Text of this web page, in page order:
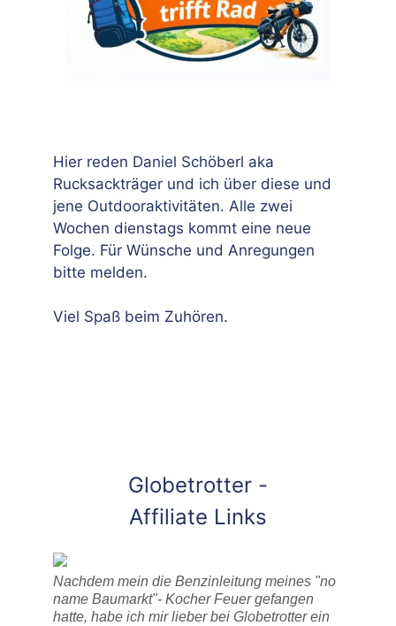
Hier reden Daniel Schöberl aka
Rucksackträger und ich über diese und
jene Outdooraktivitäten. Alle zwei
Wochen dienstags kommt eine neue
Folge. Für Wünsche und Anregungen
bitte melden.
Viel Spaß beim Zuhören.
Globetrotter -
Affiliate Links
Nachdem mein die Benzinleitung meines "no
name Baumarkt"- Kocher Feuer gefangen
hatte, habe ich mir lieber bei Globetrotter ein